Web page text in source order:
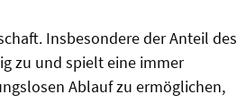
Insbesondere der Anteil des
zu und spielt eine immer
Ablauf zu ermöglichen,